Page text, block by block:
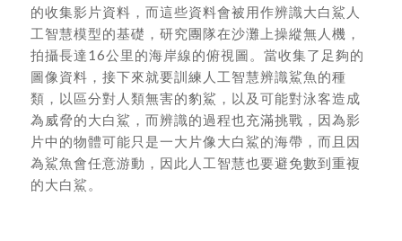
的收集影片資料，而這些資料會被用作辨識大白鯊人
工智慧模型的基礎，研究團隊在沙灘上操縱無人機，
拍攝長達16公里的海岸線的俯視圖。當收集了足夠的
圖像資料，接下來就要訓練人工智慧辨識鯊魚的種
類，以區分對人類無害的豹鯊，以及可能對泳客造成
為威脅的大白鯊，而辨識的過程也充滿挑戰，因為影
片中的物體可能只是一大片像大白鯊的海帶，而且因
為鯊魚會任意游動，因此人工智慧也要避免數到重複
的大白鯊。